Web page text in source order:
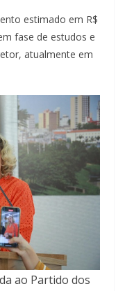
estimado em R$
fase de estudos e
atualmente em
ao Partido dos